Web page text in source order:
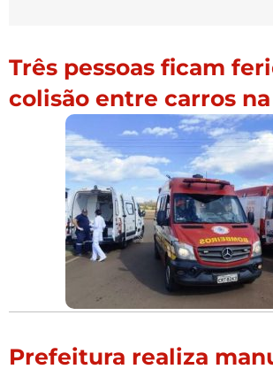
Três pessoas ficam
colisão entre carros na
Prefeitura realiza